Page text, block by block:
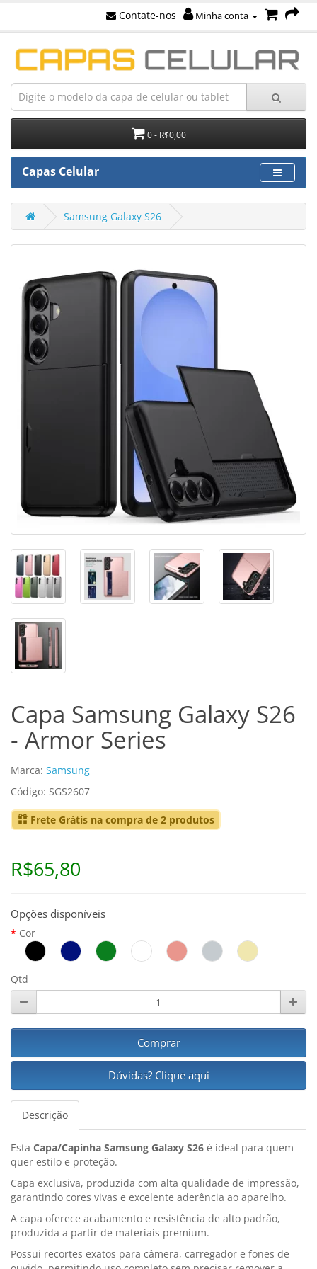
Contate-nos Minha conta
0 - R$0,00
Capas Celular
Samsung Galaxy S26
Capa Samsung Galaxy S26
- Armor Series
Marca: Samsung
Código: SGS2607
Frete Grátis na compra de 2 produtos
R$65,80
Opções disponíveis
Cor
Qtd
Comprar
Dúvidas? Clique aqui
Descrição
Esta Capa/Capinha Samsung Galaxy S26 é ideal para quem
quer estilo e proteção.
Capa exclusiva, produzida com alta qualidade de impressão,
garantindo cores vivas e excelente aderência ao aparelho.
A capa oferece acabamento e resistência de alto padrão,
produzida a partir de materiais premium.
Possui recortes exatos para câmera, carregador e fones de